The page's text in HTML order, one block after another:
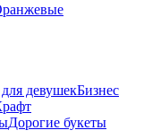
девушекБизнес
Дорогие букеты